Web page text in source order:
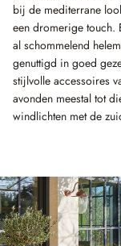
bij de mediterrane
een dromerige touch.
al schommelend
genuttigd in goed
stijlvolle accessoires
avonden meestal tot
windlichten met de